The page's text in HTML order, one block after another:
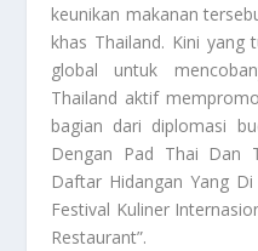
keunikan makanan
khas Thailand. Kini
global untuk
Thailand aktif
bagian dari diplomasi
Dengan Pad Thai Dan
Daftar Hidangan Yang
Festival Kuliner
Restaurant”.